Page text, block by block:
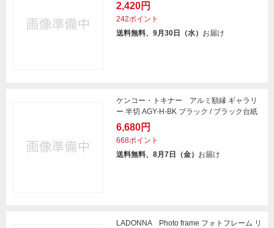
2,420円
242ポイント
送料無料、9月30日（水） お届け
ケンコー・トキナー アルミ額縁 ギャラリ
ー 半切 AGY-H-BK ブラック / ブラック台紙
6,680円
668ポイント
送料無料、8月7日（金） お届け
LADONNA Photo frame フォトフレーム リ